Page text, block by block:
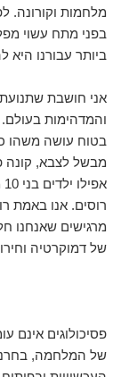
מלחמות וקורונה.
בפני מתח עשוי
ביותר עבורנו היא
אני חושבת
והמדהימות
בטוח עושה משהו
מבשל לצבא, קונה
רוסים. אנו באמת
מרגישים שאנחנו
של דמוקרטיה
פסיכולוגים אינם
של המלחמה,